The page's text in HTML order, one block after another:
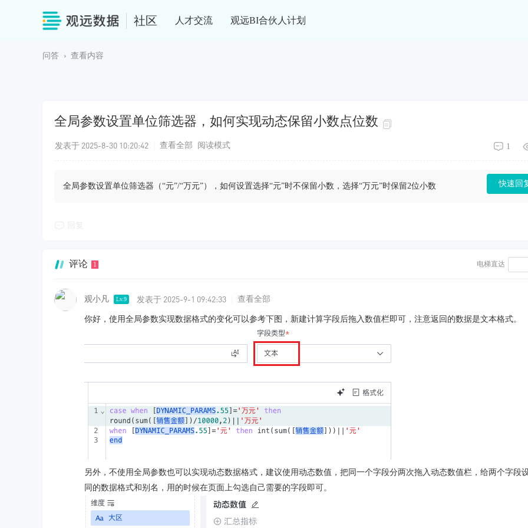
社区 人才交流 观远BI合伙人计划
问答 › 查看内容
全局参数设置单位筛选器，如何实现动态保留小数点位数
1
发表于 2025-8-30 10:20:42 查看全部 阅读模式
全局参数设置单位筛选器（“元”/“万元”），如何设置选择“元”时不保留小数，选择“万元”时保留2位小数 快速回
电梯直达
评论 1
观小凡 Lv.9 发表于 2025-9-1 09:42:33 查看全部
你好，使用全局参数实现数据格式的变化可以参考下图，新建计算字段后拖入数值栏即可，注意返回的数据是文本格式。
另外，不使用全局参数也可以实现动态数据格式，建议使用动态数值，把同一个字段分两次拖入动态数值栏，给两个字段
同的数据格式和别名，用的时候在页面上勾选自己需要的字段即可。